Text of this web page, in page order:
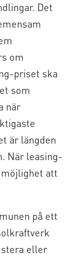
Det
om
priset ska
som
när
är längden
När leasing-
att
på ett
eller